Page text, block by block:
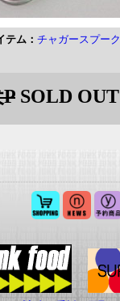
テム： チャガースプーク
SOLD OUT